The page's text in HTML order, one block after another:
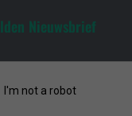
Nieuwsbrief